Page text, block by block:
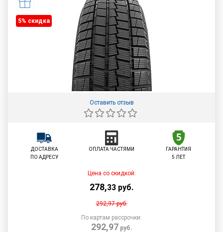
5% cкидка
Оставить отзыв
ДОСТАВКА
ПО АДРЕСУ
ОПЛАТА ЧАСТЯМИ
ГАРАНТИЯ
5 ЛЕТ
Цена со скидкой:
278,33 руб.
292,97руб.
По картам рассрочки:
292,97 руб.